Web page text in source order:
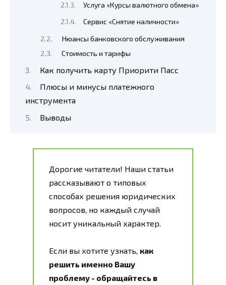
Услуга «Курсы валютного обмена»
Сервис «Снятие наличности»
Нюансы банковского обслуживания
Стоимость и тарифы
Как получить карту Приорити Пасс
Плюсы и минусы платежного
инструмента
Выводы
Дорогие читатели! Наши статьи
рассказывают о типовых
способах решения юридических
вопросов, но каждый случай
носит уникальный характер.
Если вы хотите узнать, как
решить именно Вашу
проблему - обращайтесь в